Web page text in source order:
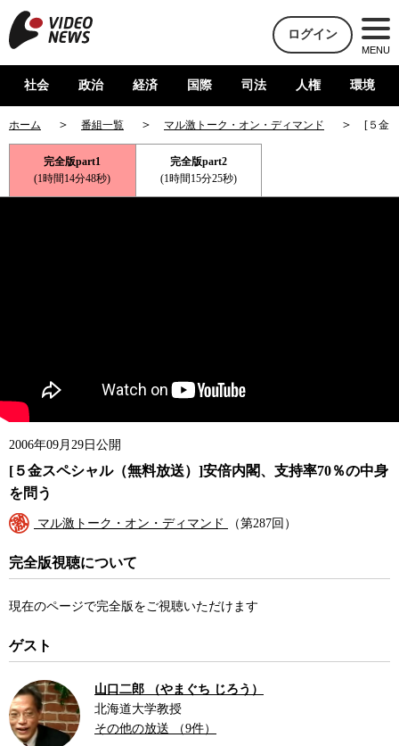
ログイン
MENU
社会 政治 経済 国際 司法 人権 環境
ホーム 番組一覧 マル激トーク・オン・ディマンド [５金
完全版part1
(1時間14分48秒)
完全版part2
(1時間15分25秒)
2006年09月29日公開
[５金スペシャル（無料放送）]安倍内閣、支持率70％の中身
を問う
マル激トーク・オン・ディマンド （第287回）
完全版視聴について
現在のページで完全版をご視聴いただけます
ゲスト
山口二郎 （やまぐち じろう）
北海道大学教授
その他の放送 （9件）